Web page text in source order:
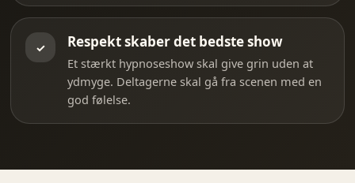
✓ Respekt skaber det bedste show
Et stærkt hypnoseshow skal give grin uden at
ydmyge. Deltagerne skal gå fra scenen med en
god følelse.